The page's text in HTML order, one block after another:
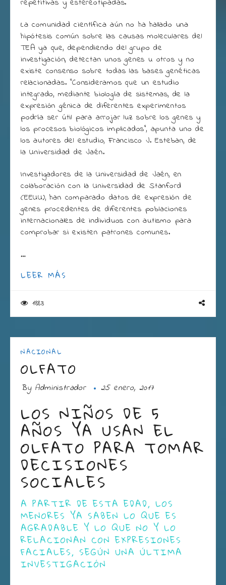
La comunidad científica aún no ha hallado una
hipótesis común sobre las causas moleculares del
TEA ya que, dependiendo del grupo de
investigación, detectan unos genes u otros y no
existe consenso sobre todas las bases genéticas
relacionadas. “Consideramos que un estudio
integrado, mediante biología de sistemas, de la
expresión génica de diferentes experimentos
podría ser útil para arrojar luz sobre los genes y
los procesos biológicos implicados”, apunta uno de
los autores del estudio, Francisco J. Esteban, de
la Universidad de Jaén.
Investigadores de la Universidad de Jaén, en
colaboración con la Universidad de Stanford
(EEUU), han comparado datos de expresión de
genes procedentes de diferentes poblaciones
internacionales de individuos con autismo para
comprobar si existen patrones comunes.
…
LEER MÁS
1883
NACIONAL
OLFATO
By Administrador 25 enero, 2017
LOS NIÑOS DE 5
AÑOS YA USAN EL
OLFATO PARA TOMAR
DECISIONES
SOCIALES
A PARTIR DE ESTA EDAD, LOS
MENORES YA SABEN LO QUE ES
AGRADABLE Y LO QUE NO Y LO
RELACIONAN CON EXPRESIONES
FACIALES, SEGÚN UNA ÚLTIMA
INVESTIGACIÓN